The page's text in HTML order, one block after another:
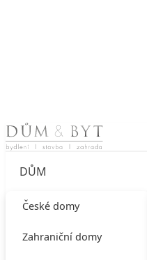
Skip to content
DŮM
České domy
Zahraniční domy